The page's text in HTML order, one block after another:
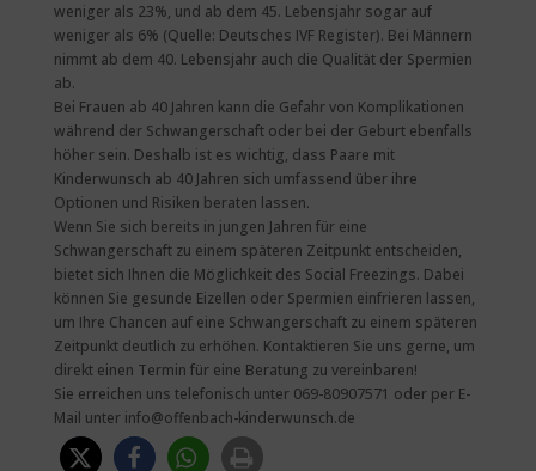
weniger als 23%, und ab dem 45. Lebensjahr sogar auf
weniger als 6% (Quelle: Deutsches IVF Register). Bei Männern
nimmt ab dem 40. Lebensjahr auch die Qualität der Spermien
ab.
Bei Frauen ab 40 Jahren kann die Gefahr von Komplikationen
während der Schwangerschaft oder bei der Geburt ebenfalls
höher sein. Deshalb ist es wichtig, dass Paare mit
Kinderwunsch ab 40 Jahren sich umfassend über ihre
Optionen und Risiken beraten lassen.
Wenn Sie sich bereits in jungen Jahren für eine
Schwangerschaft zu einem späteren Zeitpunkt entscheiden,
bietet sich Ihnen die Möglichkeit des Social Freezings. Dabei
können Sie gesunde Eizellen oder Spermien einfrieren lassen,
um Ihre Chancen auf eine Schwangerschaft zu einem späteren
Zeitpunkt deutlich zu erhöhen. Kontaktieren Sie uns gerne, um
direkt einen Termin für eine Beratung zu vereinbaren!
Sie erreichen uns telefonisch unter 069-80907571 oder per E-
Mail unter info@offenbach-kinderwunsch.de